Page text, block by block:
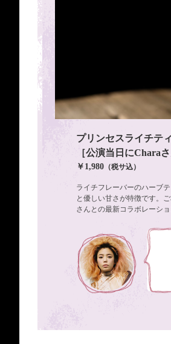
プリンセスライチテ
［公演当日にChara
￥1,980 （税サ込）
ライチフレーバーのハーブ
と優しい甘さが特徴です。
さんとの最新コラボレーシ